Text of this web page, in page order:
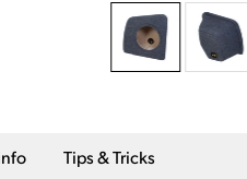
Tips & Tricks